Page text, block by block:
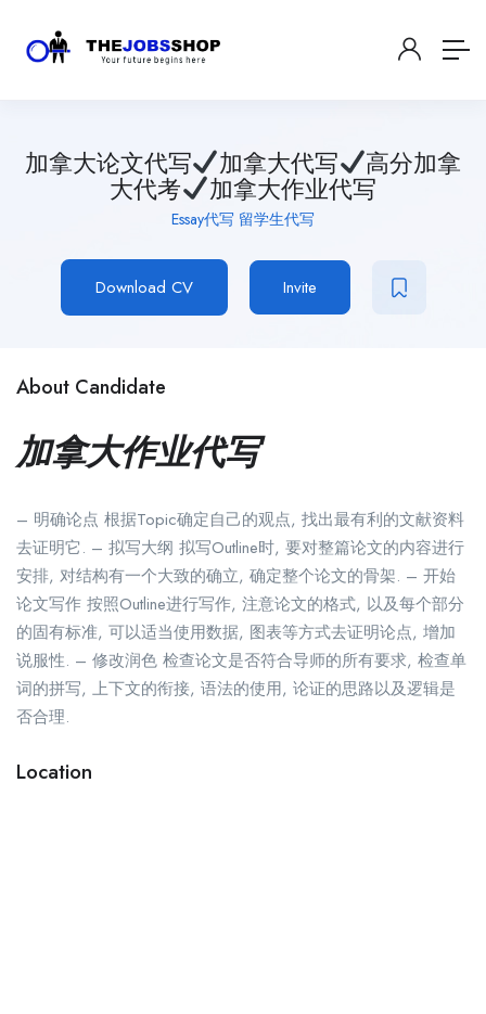
加拿大论文代写 加拿大代写 高分加拿
大代考 加拿大作业代写
Essay代写 留学生代写
Download CV Invite
About Candidate
加拿大作业代写
– 明确论点 根据Topic确定自己的观点, 找出最有利的文献资料
去证明它. – 拟写大纲 拟写Outline时, 要对整篇论文的内容进行
安排, 对结构有一个大致的确立, 确定整个论文的骨架. – 开始
论文写作 按照Outline进行写作, 注意论文的格式, 以及每个部分
的固有标准, 可以适当使用数据, 图表等方式去证明论点, 增加
说服性. – 修改润色 检查论文是否符合导师的所有要求, 检查单
词的拼写, 上下文的衔接, 语法的使用, 论证的思路以及逻辑是
否合理.
Location